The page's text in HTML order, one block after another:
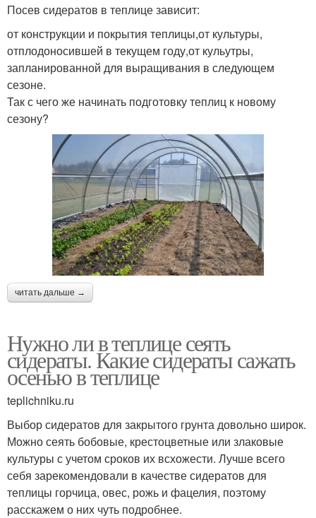
Посев сидератов в теплице зависит:
от конструкции и покрытия теплицы,от культуры,
отплодоносившей в текущем году,от кульутры,
запланированной для выращивания в следующем
сезоне.
Так с чего же начинать подготовку теплиц к новому
сезону?
читать дальше →
Нужно ли в теплице сеять
сидераты. Какие сидераты сажать
осенью в теплице
teplichniku.ru
Выбор сидератов для закрытого грунта довольно широк.
Можно сеять бобовые, крестоцветные или злаковые
культуры с учетом сроков их всхожести. Лучше всего
себя зарекомендовали в качестве сидератов для
теплицы горчица, овес, рожь и фацелия, поэтому
расскажем о них чуть подробнее.